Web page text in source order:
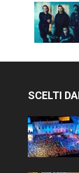
SCELTI